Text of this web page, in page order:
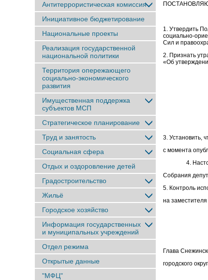
Антитеррористическая комиссия
Инициативное бюджетирование
Национальные проекты
Реализация государственной
национальной политики
Территория опережающего
социально-экономического
развития
Имущественная поддержка
субъектов МСП
Стратегическое планирование
Труд и занятость
Социальная сфера
Отдых и оздоровление детей
Градостроительство
Жильё
Городское хозяйство
Информация государственных
и муниципальных учреждений
Отдел режима
Открытые данные
"МФЦ"
1. Утвердить
социально-
Сил и
2. Признать
«Об
3. Установить,
с момента
4.
Собрания
5. Контроль
на заместителя
Глава